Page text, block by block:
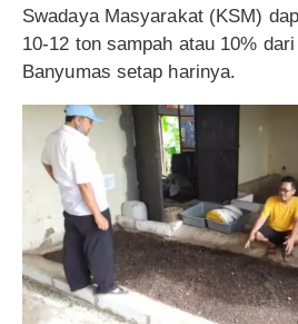
Swadaya Masyarakat (KSM)
10-12 ton sampah atau 10%
Banyumas setap harinya.